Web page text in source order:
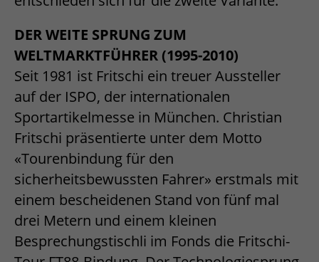
DER WEITE SPRUNG ZUM
WELTMARKTFÜHRER (1995-2010)
Seit 1981 ist Fritschi ein treuer Aussteller
auf der ISPO, der internationalen
Sportartikelmesse in München. Christian
Fritschi präsentierte unter dem Motto
«Tourenbindung für den
sicherheitsbewussten Fahrer» erstmals mit
einem bescheidenen Stand von fünf mal
drei Metern und einem kleinen
Besprechungstischli im Fonds die Fritschi-